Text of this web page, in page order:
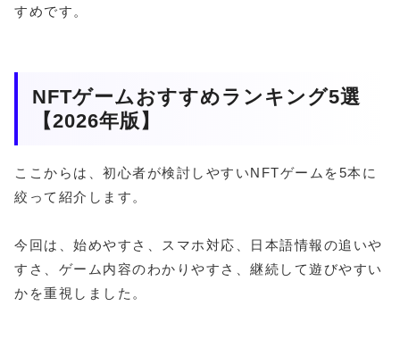
すめです。
NFTゲームおすすめランキング5選
【2026年版】
ここからは、初心者が検討しやすいNFTゲームを5本に
絞って紹介します。
今回は、始めやすさ、スマホ対応、日本語情報の追いや
すさ、ゲーム内容のわかりやすさ、継続して遊びやすい
かを重視しました。